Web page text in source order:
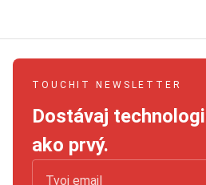
TOUCHIT NEWSLETTER
Dostávaj
ako prvý.